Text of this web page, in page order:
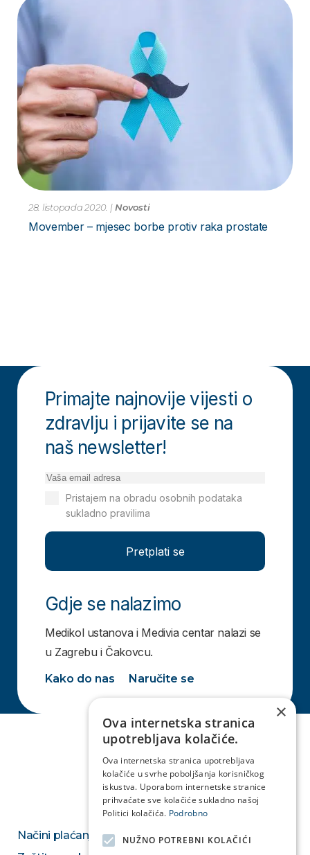
28. listopada 2020. |Novosti
Movember – mjesec borbe protiv raka prostate
Primajte najnovije vijesti o
zdravlju i prijavite se na
naš newsletter!
Pretplati se
Pristajem na obradu osobnih podataka
sukladno pravilima
Gdje se nalazimo
Medikol ustanova i Medivia centar nalazi se
u Zagrebu i Čakovcu.
Kako do nas Naručite se
Načini plaćanja
×
Ova internetska stranica
upotrebljava kolačiće.
Ova internetska stranica upotrebljava
kolačiće u svrhe poboljšanja korisničkog
iskustva. Uporabom internetske stranice
prihvaćate sve kolačiće sukladno našoj
Politici kolačića. Podrobno
NUŽNO POTREBNI KOLAČIĆI